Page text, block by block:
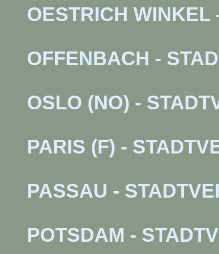
OESTRICH WINKEL
OFFENBACH -
OSLO (NO) -
PARIS (F) -
PASSAU -
POTSDAM -